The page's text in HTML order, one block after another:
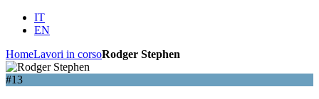
IT
EN
HomeLavori in corsoRodger Stephen
#13